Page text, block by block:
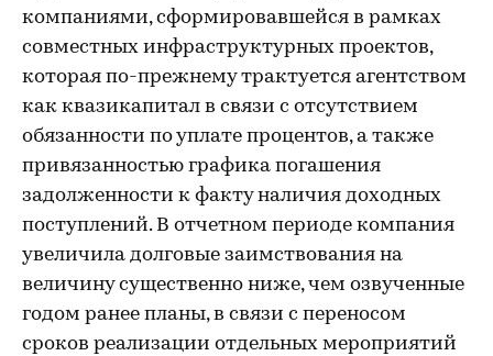
компаниями, сформировавшейся в рамках
совместных инфраструктурных проектов,
которая по-прежнему трактуется агентством
как квазикапитал в связи с отсутствием
обязанности по уплате процентов, а также
привязанностью графика погашения
задолженности к факту наличия доходных
поступлений. В отчетном периоде компания
увеличила долговые заимствования на
величину существенно ниже, чем озвученные
годом ранее планы, в связи с переносом
сроков реализации отдельных мероприятий